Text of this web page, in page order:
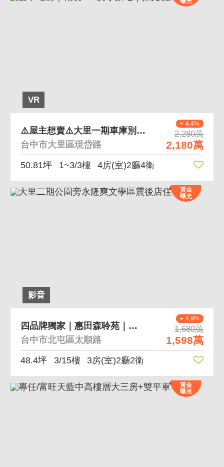
VR
4.4%
2,280萬
2,180萬
⚠️屋主想賣⚠️大里一期車庫別墅❤️10年屋新
台中市大里區現岱路
50.81坪 1~3/3樓 4房(室)2廳4衛
影音
黃金
曝光
4.9%
1,680萬
1,598萬
四品牌獨家｜惠田森聆苑｜三房平車｜絕美屋況
台中市北屯區太順路
48.4坪 3/15樓 3房(室)2廳2衛
黃金
曝光